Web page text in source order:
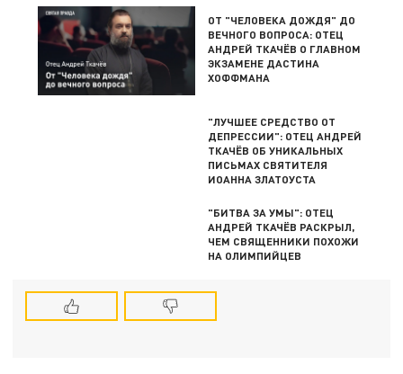
ОТ "ЧЕЛОВЕКА ДОЖДЯ" ДО
ВЕЧНОГО ВОПРОСА: ОТЕЦ
АНДРЕЙ ТКАЧЁВ О ГЛАВНОМ
ЭКЗАМЕНЕ ДАСТИНА
ХОФФМАНА
"ЛУЧШЕЕ СРЕДСТВО ОТ
ДЕПРЕССИИ": ОТЕЦ АНДРЕЙ
ТКАЧЁВ ОБ УНИКАЛЬНЫХ
ПИСЬМАХ СВЯТИТЕЛЯ
ИОАННА ЗЛАТОУСТА
"БИТВА ЗА УМЫ": ОТЕЦ
АНДРЕЙ ТКАЧЁВ РАСКРЫЛ,
ЧЕМ СВЯЩЕННИКИ ПОХОЖИ
НА ОЛИМПИЙЦЕВ